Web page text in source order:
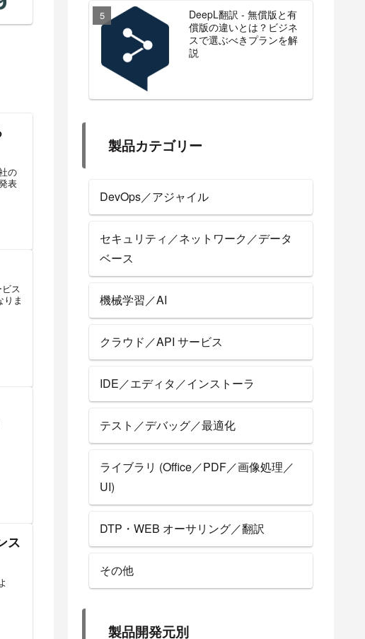
の
表
ス
ま
ス
DeepL翻訳 - 無償版と有
償版の違いとは？ビジネ
スで選ぶべきプランを解
説
製品カテゴリー
DevOps／アジャイル
セキュリティ／ネットワーク／データ
ベース
機械学習／AI
クラウド／API サービス
IDE／エディタ／インストーラ
テスト／デバッグ／最適化
ライブラリ (Office／PDF／画像処理／
UI)
DTP・WEB オーサリング／翻訳
その他
製品開発元別